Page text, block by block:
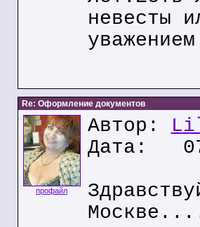
невесты
Re: Оформление документов
профайл
Автор:
Дата: